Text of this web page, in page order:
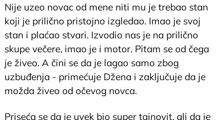
Nije uzeo novac od mene niti mu je trebao stan
koji je prilično pristojno izgledao. Imao je svoj
stan i plaćao stvari. Izvodio nas je na prilično
skupe večere, imao je i motor. Pitam se od čega
je živeo. A čini se da je lagao samo zbog
uzbuđenja - primećuje Džena i zaključuje da je
možda živeo od očevog novca.
Priseća se da je uvek bio super tajnovit, ali da je